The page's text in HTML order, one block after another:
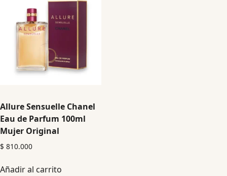
Allure Sensuelle Chanel
Eau de Parfum 100ml
Mujer Original
$ 810.000
Añadir al carrito